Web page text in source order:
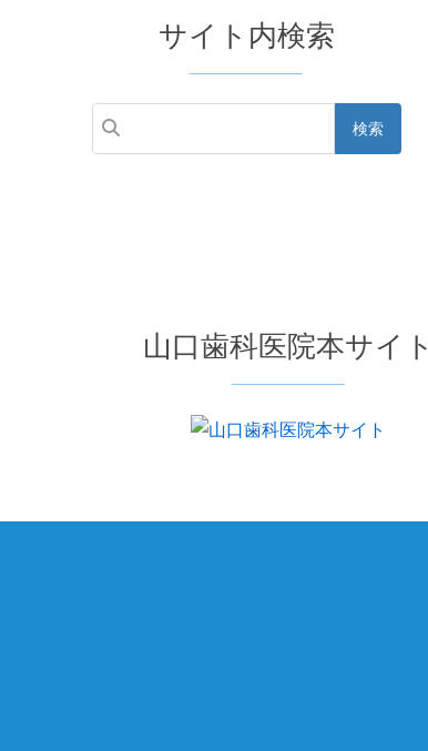
サイト内検索
山口歯科医院本サイト